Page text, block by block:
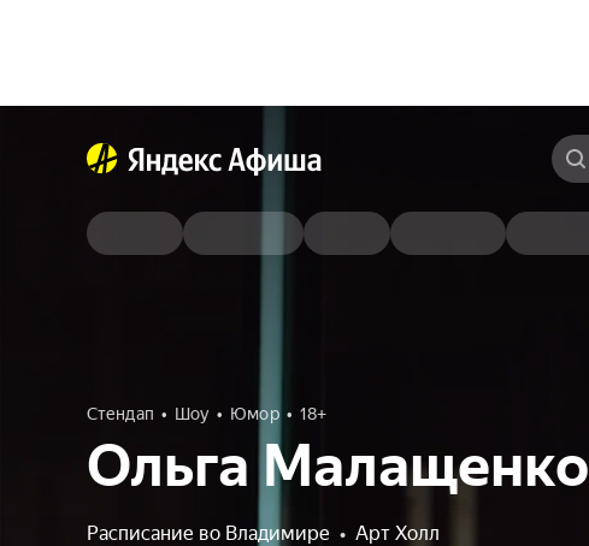
Стендап Шоу Юмор 18+
Ольга Малащенко
Расписание во Владимире • Арт Холл